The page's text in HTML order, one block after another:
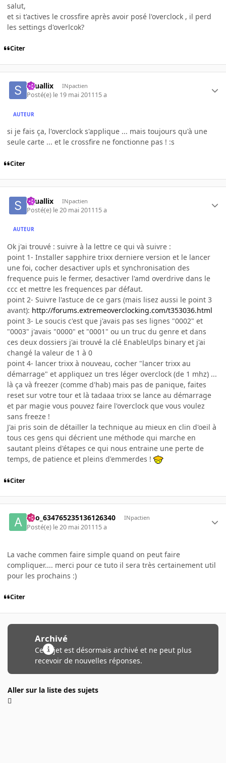
salut,
et si t'actives le crossfire après avoir posé l'overclock , il perd
les settings d'overlcok?
Citer
squallix INpactien
Posté(e) le 19 mai 201115 a
AUTEUR
si je fais ça, l'overclock s'applique ... mais toujours qu'à une
seule carte ... et le crossfire ne fonctionne pas ! :s
Citer
squallix INpactien
Posté(e) le 20 mai 201115 a
AUTEUR
Ok j'ai trouvé : suivre à la lettre ce qui và suivre :
point 1- Installer sapphire trixx derniere version et le lancer
une foi, cocher desactiver upls et synchronisation des
frequence puis le fermer, desactiver l'amd overdrive dans le
ccc et mettre les frequences par défaut.
point 2- Suivre l'astuce de ce gars (mais lisez aussi le point 3
avant): http://forums.extremeoverclocking.com/t353036.html
point 3- Le soucis c'est que j'avais pas ses lignes "0002" et
"0003" j'avais "0000" et "0001" ou un truc du genre et dans
ces deux dossiers j'ai trouvé la clé EnableUlps binary et j'ai
changé la valeur de 1 à 0
point 4- lancer trixx à nouveau, cocher "lancer trixx au
démarrage" et appliquez un tres léger overclock (de 1 mhz) ...
là ça và freezer (comme d'hab) mais pas de panique, faites
reset sur votre tour et là tadaaa trixx se lance au démarrage
et par magie vous pouvez faire l'overclock que vous voulez
sans freeze !
J'ai pris soin de détailler la technique au mieux en clin d'oeil à
tous ces gens qui décrient une méthode qui marche en
sautant pleins d'étapes ce qui nous entraine une perte de
temps, de patience et pleins d'emmerdes !
Citer
ano_634765235136126340 INpactien
Posté(e) le 20 mai 201115 a
La vache commen faire simple quand on peut faire
compliquer.... merci pour ce tuto il sera très certainement util
pour les prochains :)
Citer
Archivé
Ce sujet est désormais archivé et ne peut plus
recevoir de nouvelles réponses.
Aller sur la liste des sujets